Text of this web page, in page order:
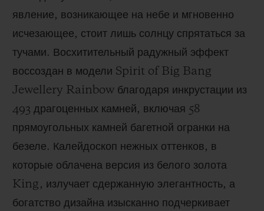
явление, возникающее на небе и мгновенно
исчезающее, стоит лишь солнцу спрятаться за
тучами. Восхитительный радужный эффект
воссоздан в модели Spirit of Big Bang
Jewellery Rainbow благодаря инкрустации из
493 драгоценных камней, включая 58
прямоугольных камней багетной огранки на
безеле. Калейдоскоп нежных оттенков, в
которые облачена версия из белого золота
King, излучает сдержанную элегантность, а
богатство дизайна изысканно подчеркивает